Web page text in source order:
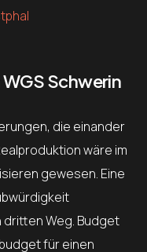
Schwerin
die einander
wäre im
gewesen. Eine
dritten Weg. Budget
für einen